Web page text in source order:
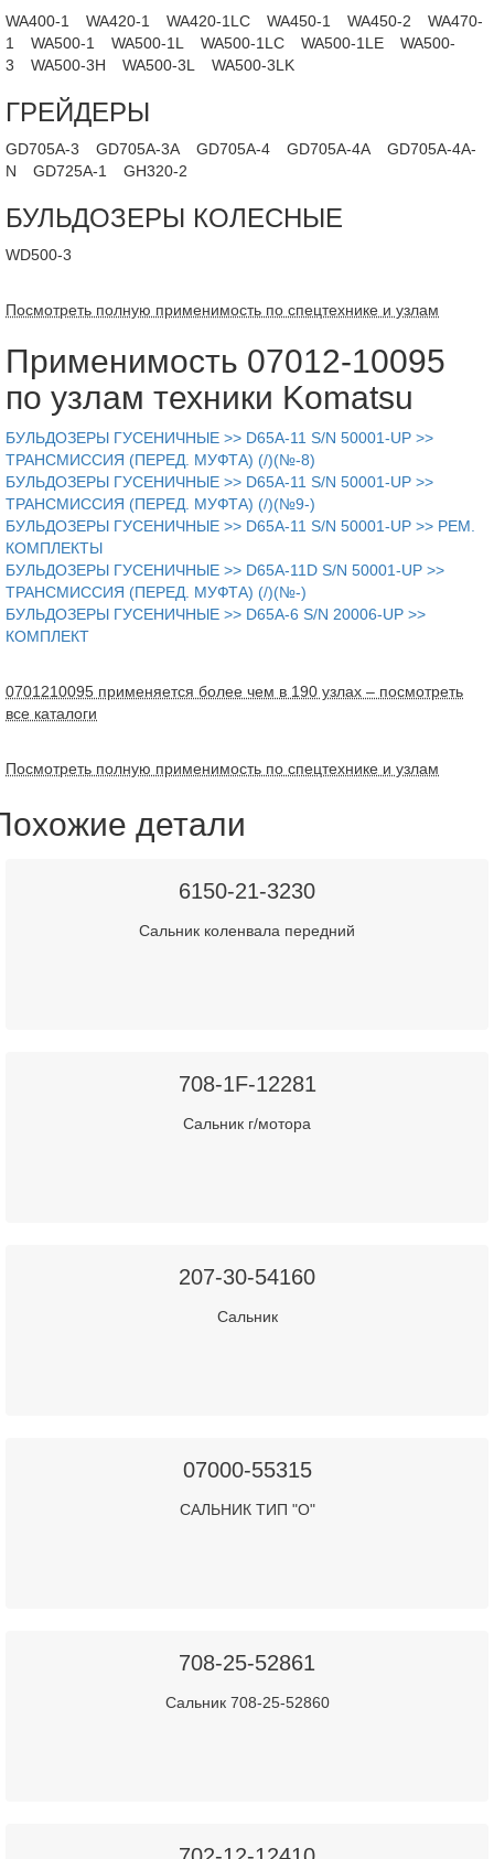
WA400-1 WA420-1 WA420-1LC WA450-1 WA450-2
WA470-
1
WA500-1 WA500-1L WA500-1LC WA500-1LE
WA500-
3
WA500-3H WA500-3L WA500-3LK
ГРЕЙДЕРЫ
GD705A-3 GD705A-3A GD705A-4 GD705A-4A
GD705A-4A-
N
GD725A-1 GH320-2
БУЛЬДОЗЕРЫ КОЛЕСНЫЕ
WD500-3
Посмотреть полную применимость по спецтехнике и узлам
Применимость 07012-10095
по узлам техники Komatsu
БУЛЬДОЗЕРЫ ГУСЕНИЧНЫЕ >> D65A-11 S/N 50001-UP >>
ТРАНСМИССИЯ (ПЕРЕД. МУФТА) (/)(№-8)
БУЛЬДОЗЕРЫ ГУСЕНИЧНЫЕ >> D65A-11 S/N 50001-UP >>
ТРАНСМИССИЯ (ПЕРЕД. МУФТА) (/)(№9-)
БУЛЬДОЗЕРЫ ГУСЕНИЧНЫЕ >> D65A-11 S/N 50001-UP >> РЕМ.
КОМПЛЕКТЫ
БУЛЬДОЗЕРЫ ГУСЕНИЧНЫЕ >> D65A-11D S/N 50001-UP >>
ТРАНСМИССИЯ (ПЕРЕД. МУФТА) (/)(№-)
БУЛЬДОЗЕРЫ ГУСЕНИЧНЫЕ >> D65A-6 S/N 20006-UP >>
КОМПЛЕКТ
0701210095 применяется более чем в 190 узлах – посмотреть
все каталоги
Посмотреть полную применимость по спецтехнике и узлам
детали
6150-21-3230
Сальник коленвала передний
708-1F-12281
Сальник г/мотора
207-30-54160
Сальник
07000-55315
САЛЬНИК ТИП "О"
708-25-52861
Сальник 708-25-52860